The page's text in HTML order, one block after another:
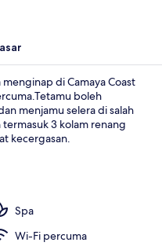
air
di Camaya Coast
boleh
menjamu selera di salah
3 kolam renang
kecergasan.
Spa
Wi-Fi percuma